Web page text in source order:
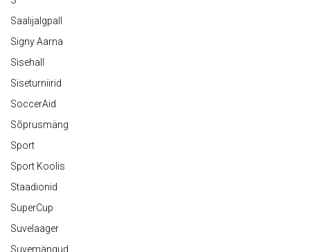
Saalijalgpall
Signy Aarna
Sisehall
Siseturniirid
SoccerAid
Sõprusmäng
Sport
Sport Koolis
Staadionid
SuperCup
Suvelaager
Suvemängud